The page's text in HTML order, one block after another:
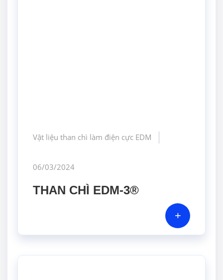
Vật liệu than chì làm điện cực EDM
06/03/2024
THAN CHÌ EDM-3®
+